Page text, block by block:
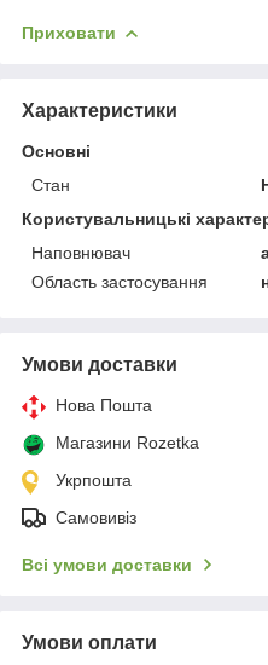
Приховати
Характеристики
Основні
Стан
Користувальницькі
Наповнювач
Область застосування
Умови доставки
Нова Пошта
Магазини Rozetka
Укрпошта
Самовивіз
Всі умови доставки
Умови оплати